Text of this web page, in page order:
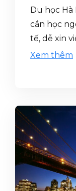
Du học Hà
cần học
tế, dễ xin
Xem thêm